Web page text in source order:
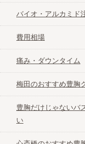
バイオ・アルカミド
費用相場
痛み・ダウンタイム
梅田のおすすめ豊胸
豊胸だけじゃないバ
い